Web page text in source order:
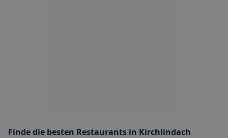
Finde die besten Restaurants in Kirchlindach